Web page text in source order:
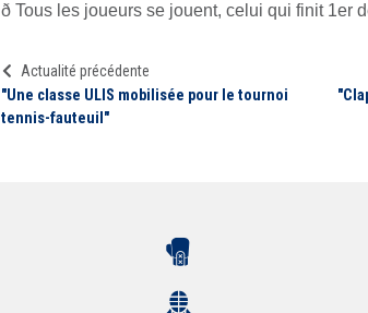
ð Tous les joueurs se jouent, celui qui finit 1er
Actualité précédente
"Une classe ULIS mobilisée pour le tournoi
tennis-fauteuil"